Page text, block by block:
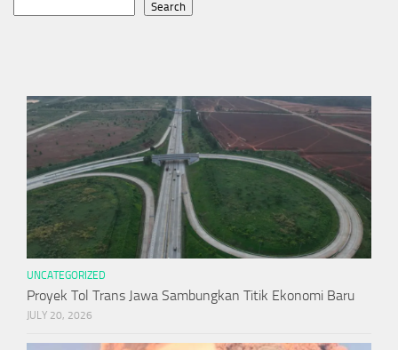
Search
UNCATEGORIZED
Proyek Tol Trans Jawa Sambungkan Titik Ekonomi Baru
JULY 20, 2026